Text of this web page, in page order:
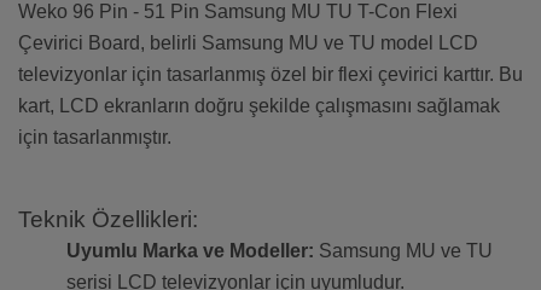
Weko 96 Pin - 51 Pin Samsung MU TU T-Con Flexi
Çevirici Board, belirli Samsung MU ve TU model LCD
televizyonlar için tasarlanmış özel bir flexi çevirici karttır. Bu
kart, LCD ekranların doğru şekilde çalışmasını sağlamak
için tasarlanmıştır.
Teknik Özellikleri:
Uyumlu Marka ve Modeller: Samsung MU ve TU
serisi LCD televizyonlar için uyumludur.